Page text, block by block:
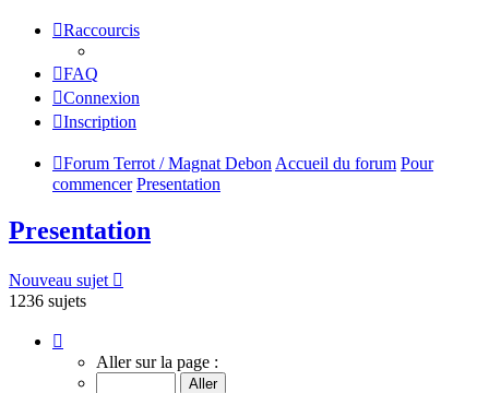
Raccourcis
FAQ
Connexion
Inscription
Forum Terrot / Magnat Debon Accueil du forum Pour
commencer Presentation
Presentation
Nouveau sujet
1236 sujets
sur
Aller sur la page :